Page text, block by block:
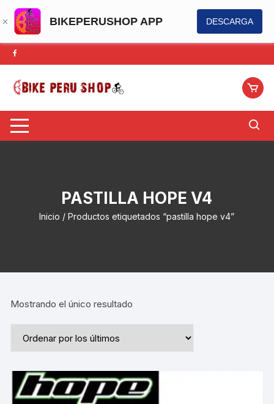
BIKEPERUSHOP APP DESCARGA
Saltar
al
contenido
PASTILLA HOPE V4
Inicio / Productos etiquetados “pastilla hope v4”
Mostrando el único resultado